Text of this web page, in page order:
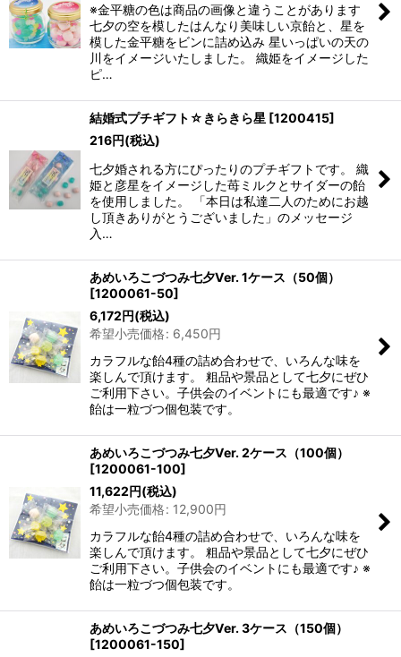
※金平糖の色は商品の画像と違うことがあります
七夕の空を模したはんなり美味しい京飴と、星を
模した金平糖をビンに詰め込み 星いっぱいの天の
川をイメージいたしました。 織姫をイメージした
ピ…
結婚式プチギフト☆きらきら星 [1200415]
216円(税込)
七夕婚される方にぴったりのプチギフトです。 織
姫と彦星をイメージした苺ミルクとサイダーの飴
を使用しました。 「本日は私達二人のためにお越
し頂きありがとうございました」のメッセージ
入…
あめいろこづつみ七夕Ver. 1ケース（50個）
[1200061-50]
6,172円(税込)
希望小売価格: 6,450円
カラフルな飴4種の詰め合わせで、いろんな味を
楽しんで頂けます。 粗品や景品として七夕にぜひ
ご利用下さい。子供会のイベントにも最適です♪ ※
飴は一粒づつ個包装です。
あめいろこづつみ七夕Ver. 2ケース（100個）
[1200061-100]
11,622円(税込)
希望小売価格: 12,900円
カラフルな飴4種の詰め合わせで、いろんな味を
楽しんで頂けます。 粗品や景品として七夕にぜひ
ご利用下さい。子供会のイベントにも最適です♪ ※
飴は一粒づつ個包装です。
あめいろこづつみ七夕Ver. 3ケース（150個）
[1200061-150]